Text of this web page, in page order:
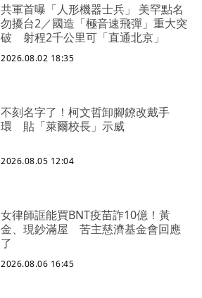
共軍首曝「人形機器士兵」 美罕點名
勿擾台2／國造「極音速飛彈」重大突
破 射程2千公里可「直通北京」
2026.08.02 18:35
不刻名字了！柯文哲卸腳鐐改戴手
環 貼「萊爾校長」示威
2026.08.05 12:04
女律師誆能買BNT疫苗詐10億！黃
金、現鈔滿屋 苦主慈濟基金會回應
了
2026.08.06 16:45